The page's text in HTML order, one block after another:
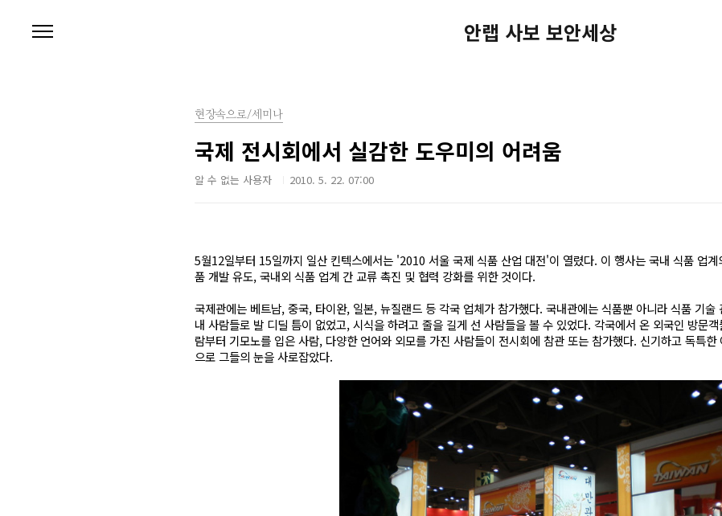
안랩 사보 보안세상
현장속으로/세미나
국제 전시회에서 실감한 도우미의 어려움
알 수 없는 사용자 2010. 5. 22. 07:00
5월12일부터 15일까지 일산 킨텍스에서는 '2010 서울 국제 식품 산업 대전'이 열렸다. 이 행사는국내 식품 업
품 개발 유도, 국내외 식품 업계 간 교류 촉진 및 협력 강화를 위한 것이다.
국제관에는 베트남, 중국, 타이완, 일본, 뉴질랜드 등 각국 업체가 참가했다. 국내관에는 식품뿐 아니라 식품 기
내 사람들로 발 디딜 틈이 없었고, 시식을 하려고 줄을 길게 선 사람들을 볼 수 있었다. 각국에서 온 외국인 방문
람부터 기모노를 입은 사람, 다양한 언어와 외모를 가진 사람들이 전시회에 참관 또는 참가했다. 신기하고 독특
으로 그들의 눈을 사로잡았다.